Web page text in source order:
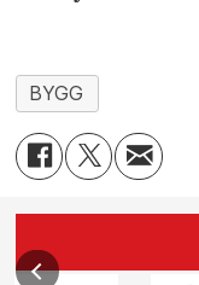
BYGG